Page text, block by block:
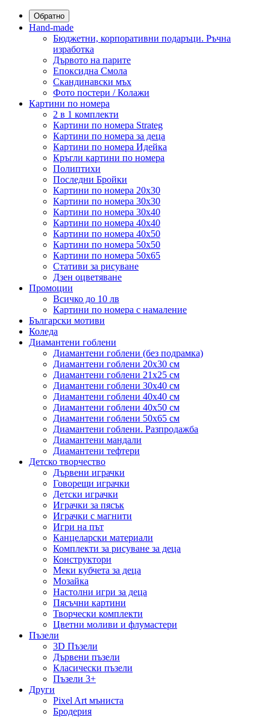
Обратно
Hand-made
Бюджетни, корпоративни подаръци. Ръчна
изработка
Дървото на парите
Епоксидна Смола
Скандинавски мъх
Фото постери / Колажи
Картини по номера
2 в 1 комплекти
Картини по номера Strateg
Картини по номера за деца
Картини по номера Идейка
Кръгли картини по номера
Полиптихи
Последни Бройки
Картини по номера 20x30
Картини по номера 30x30
Картини по номера 30x40
Картини по номера 40x40
Картини по номера 40x50
Картини по номера 50x50
Картини по номера 50x65
Стативи за рисуване
Дзен оцветяване
Промоции
Всичко до 10 лв
Картини по номера с намаление
Български мотиви
Коледа
Диамантени гоблени
Диамантени гоблени (без подрамка)
Диамантени гоблени 20x30 см
Диамантени гоблени 21x25 см
Диамантени гоблени 30x40 см
Диамантени гоблени 40x40 см
Диамантени гоблени 40x50 см
Диамантени гоблени 50x65 см
Диамантени гоблени. Разпродажба
Диамантени мандали
Диамантени тефтери
Детско творчество
Дървени играчки
Говорещи играчки
Детски играчки
Играчки за пясък
Играчки с магнити
Игри на път
Канцеларски материали
Комплекти за рисуване за деца
Конструктори
Меки кубчета за деца
Мозайка
Настолни игри за деца
Пясъчни картини
Творчески комплекти
Цветни моливи и флумастери
Пъзели
3D Пъзели
Дървени пъзели
Класически пъзели
Пъзели 3+
Други
Pixel Art мъниста
Бродерия